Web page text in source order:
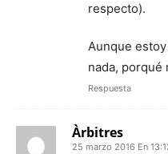
respecto).
Aunque
nada, porqué
Respuesta
Àrbitres
25 marzo 2016 En